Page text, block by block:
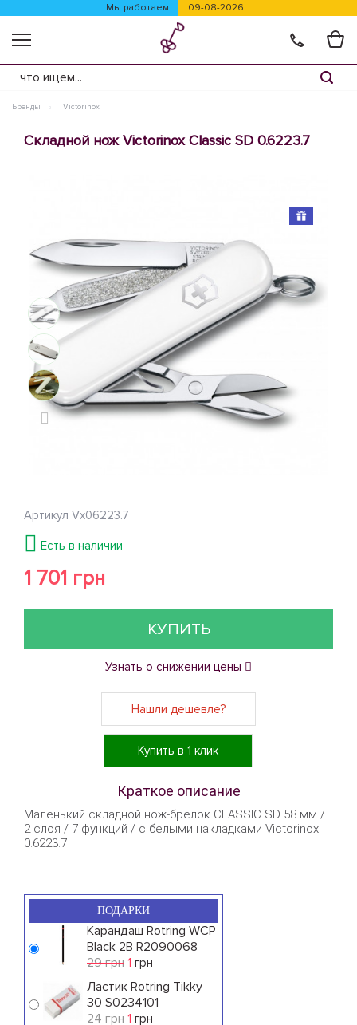
Мы работаем 09-08-2026
Бренды Victorinox
Складной нож Victorinox Classic SD 0.6223.7
Артикул Vx06223.7
Есть в наличии
1 701 грн
КУПИТЬ
Узнать о снижении цены
Нашли дешевле?
Купить в 1 клик
Краткое описание
Маленький складной нож-брелок CLASSIC SD 58 мм /
2 слоя / 7 функций / с белыми накладками Victorinox
0.6223.7
ПОДАРКИ
Карандаш Rotring WCP
Black 2B R2090068
29 грн 1 грн
Ластик Rotring Tikky
30 S0234101
24 грн 1 грн